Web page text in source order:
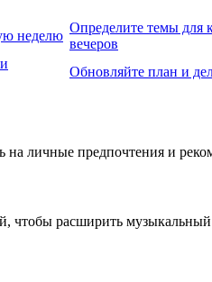
неделю
Определите темы для
вечеров
Обновляйте план и
на личные предпочтения и
чтобы расширить музыкальный